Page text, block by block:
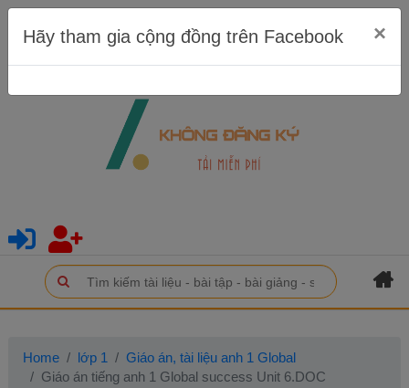
Home lớp 1
Giáo án, tài liệu anh 1 Global
Giáo án tiếng anh 1 Global success Unit 6.DOC
Hãy tham gia cộng đồng trên Facebook ×